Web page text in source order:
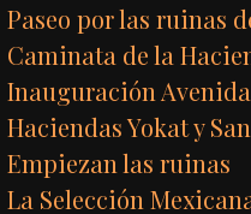
Paseo por las ruinas
Caminata de la
Inauguración
Haciendas Yokat y
Empiezan las ruinas
La Selección